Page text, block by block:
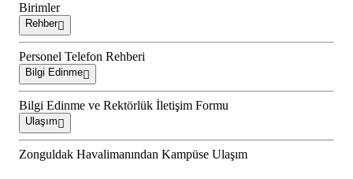
Birimler
Rehber
Personel Telefon Rehberi
Bilgi Edinme
Bilgi Edinme ve Rektörlük İletişim Formu
Ulaşım
Zonguldak Havalimanından Kampüse Ulaşım